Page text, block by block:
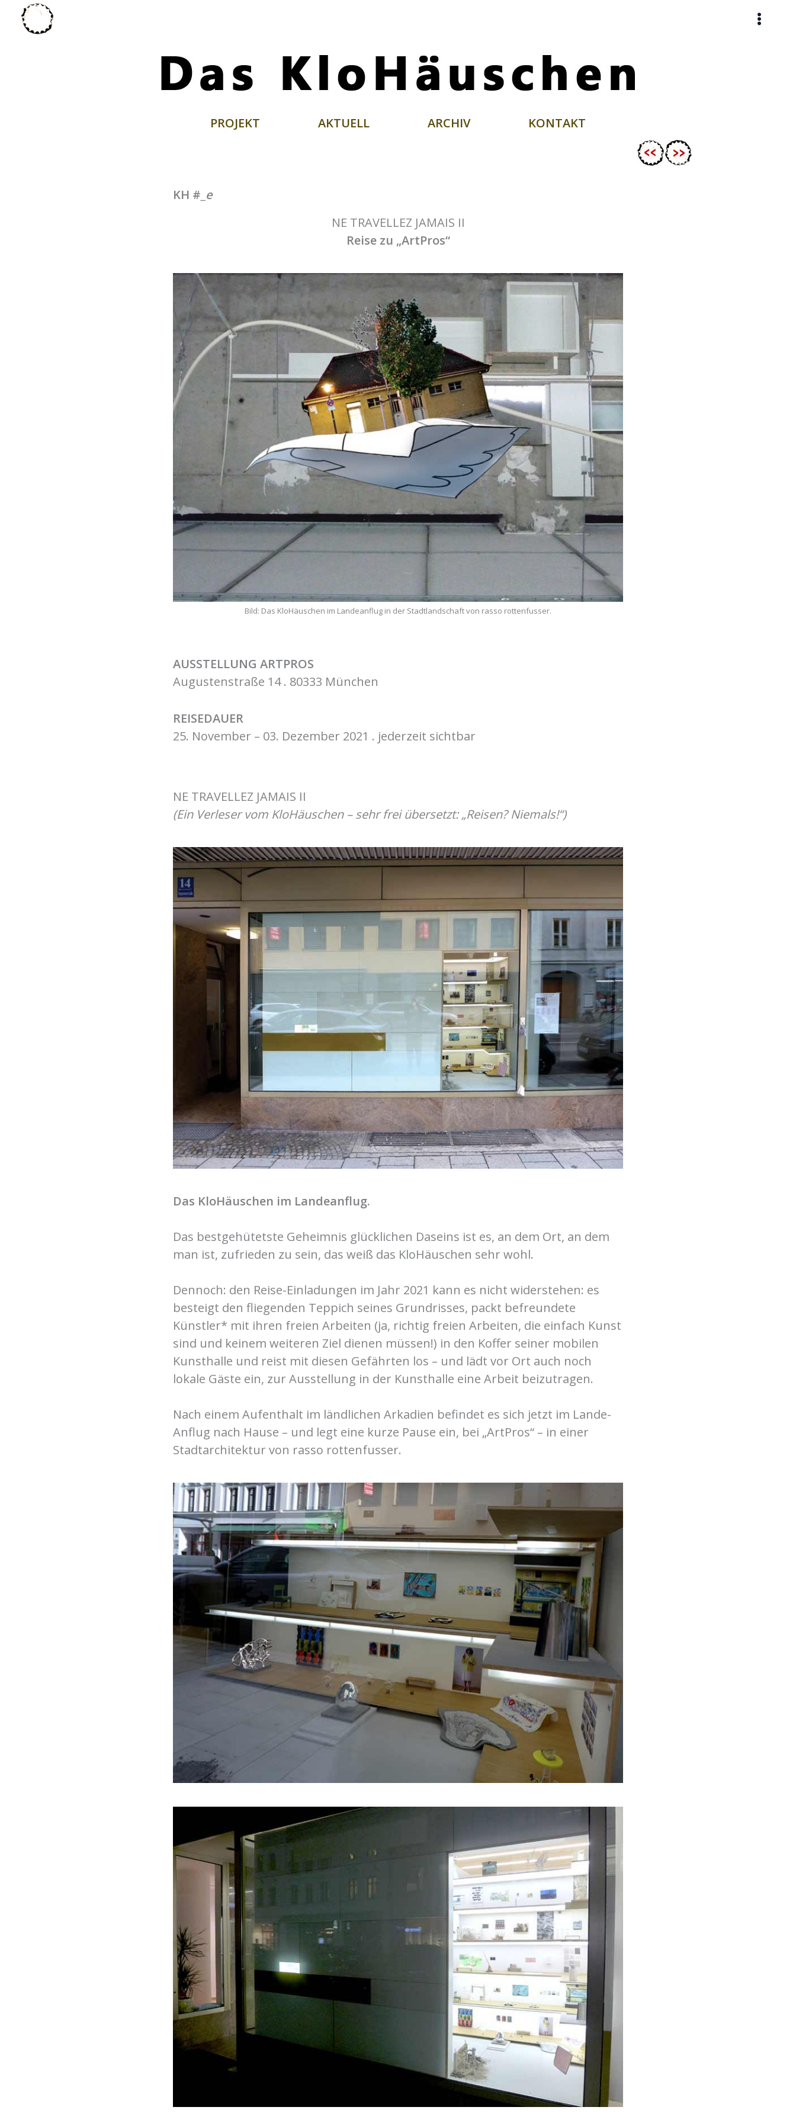
Zum
Inhalt
PROJEKT AKTUELL ARCHIV KONTAKT
KH # _e
NE TRAVELLEZ JAMAIS II
Reise zu „ArtPros“
Bild: Das KloHäuschen im Landeanflug in der Stadtlandschaft von rasso rottenfusser.
AUSSTELLUNG ARTPROS
Augustenstraße 14 . 80333 München
REISEDAUER
25. November – 03. Dezember 2021 . jederzeit sichtbar
NE TRAVELLEZ JAMAIS II
(Ein Verleser vom KloHäuschen – sehr frei übersetzt: „Reisen? Niemals!“)
Das KloHäuschen im Landeanflug.
Das bestgehütetste Geheimnis glücklichen Daseins ist es, an dem Ort, an dem
man ist, zufrieden zu sein, das weiß das KloHäuschen sehr wohl.
Dennoch: den Reise-Einladungen im Jahr 2021 kann es nicht widerstehen: es
besteigt den fliegenden Teppich seines Grundrisses, packt befreundete
Künstler* mit ihren freien Arbeiten (ja, richtig freien Arbeiten, die einfach Kunst
sind und keinem weiteren Ziel dienen müssen!) in den Koffer seiner mobilen
Kunsthalle und reist mit diesen Gefährten los – und lädt vor Ort auch noch
lokale Gäste ein, zur Ausstellung in der Kunsthalle eine Arbeit beizutragen.
Nach einem Aufenthalt im ländlichen Arkadien befindet es sich jetzt im Lande-
Anflug nach Hause – und legt eine kurze Pause ein, bei „ArtPros“ – in einer
Stadtarchitektur von rasso rottenfusser.